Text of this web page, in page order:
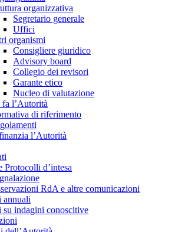
organizzativa
Segretario generale
Uffici
organismi
Consigliere giuridico
Advisory board
Collegio dei revisori
Garante etico
Nucleo di valutazione
fa l’Autorità
di riferimento
l’Autorità
Protocolli d’intesa
RdA e altre comunicazioni
annuali
su indagini conoscitive